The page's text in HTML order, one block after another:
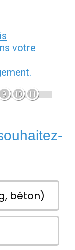
votre
9 10 11
béton)